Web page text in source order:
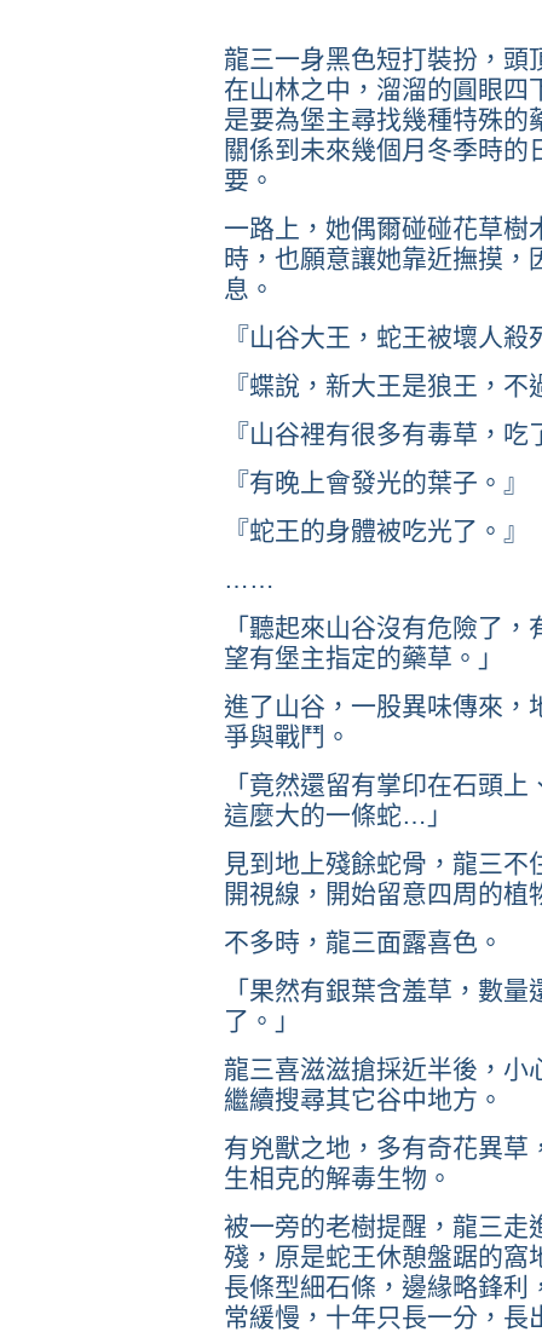
龍三一身黑色短打裝扮，頭
在山林之中，溜溜的圓眼四
是要為堡主尋找幾種特殊的
關係到未來幾個月冬季時
要。
一路上，她偶爾碰碰花草樹
時，也願意讓她靠近撫摸
息。
『山谷大王，蛇王被壞人
『蝶說，新大王是狼王，
『山谷裡有很多有毒草，
『有晚上會發光的葉子。』
『蛇王的身體被吃光了。』
……
「聽起來山谷沒有危險了
望有堡主指定的藥草。」
進了山谷，一股異味傳來，
爭與戰鬥。
「竟然還留有掌印在石頭
這麼大的一條蛇…」
見到地上殘餘蛇骨，龍三
開視線，開始留意四周的植
不多時，龍三面露喜色。
「果然有銀葉含羞草，數
了。」
龍三喜滋滋搶採近半後，小
繼續搜尋其它谷中地方。
有兇獸之地，多有奇花異草
生相克的解毒生物。
被一旁的老樹提醒，龍三走
殘，原是蛇王休憩盤踞的窩
長條型細石條，邊緣略鋒利
常緩慢，十年只長一分，長